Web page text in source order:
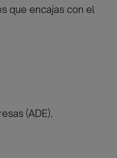
que encajas con el
(ADE).